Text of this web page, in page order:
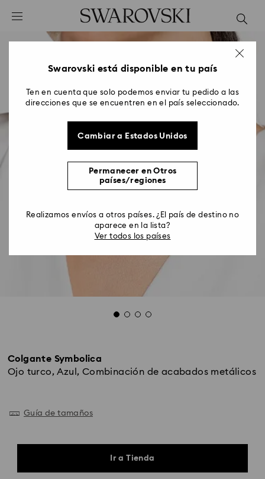
Accesskeys list
0 - Header
2 - Footer
Colgante Symbolica
Ojo turco, Azul, Combinación de acabados metálicos
Guía de tamaños
Ir a Tienda
Swarovski está disponible en tu país
Ten en cuenta que solo podemos enviar tu pedido a las
direcciones que se encuentren en el país seleccionado.
Cambiar a Estados Unidos
Permanecer en Otros
países/regiones
Realizamos envíos a otros países. ¿El país de destino no
aparece en la lista?
Ver todos los países